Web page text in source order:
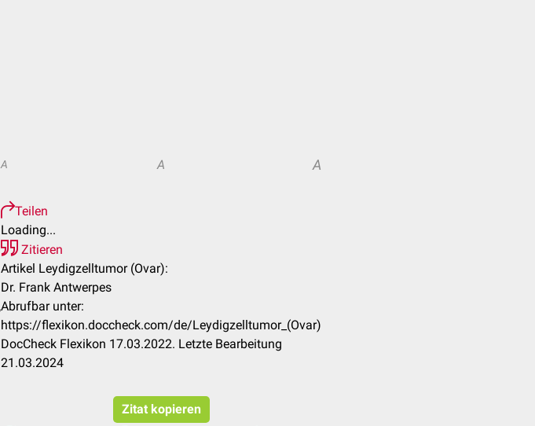
A A A
Teilen
Loading...
Zitieren
Artikel Leydigzelltumor (Ovar):
Dr. Frank Antwerpes
Abrufbar unter:
https://flexikon.doccheck.com/de/Leydigzelltumor_(Ovar)
DocCheck Flexikon 17.03.2022. Letzte Bearbeitung
21.03.2024
Zitat kopieren